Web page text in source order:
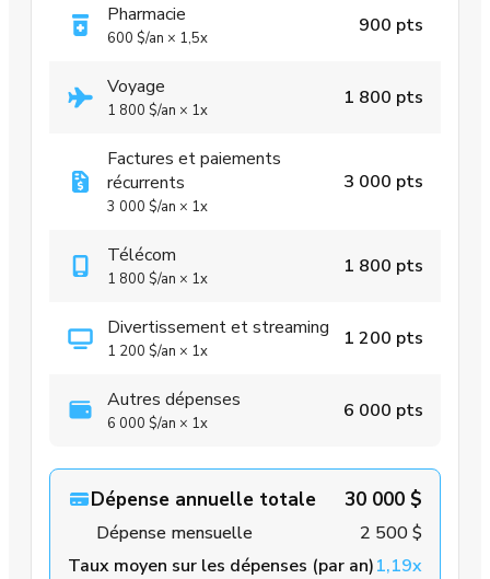
Pharmacie
600 $/an × 1,5x
900 pts
Voyage
1 800 $/an × 1x
1 800 pts
Factures et paiements
récurrents
3 000 $/an × 1x
3 000 pts
Télécom
1 800 $/an × 1x
1 800 pts
Divertissement et streaming
1 200 $/an × 1x
1 200 pts
Autres dépenses
6 000 $/an × 1x
6 000 pts
Dépense annuelle totale 30 000 $
Dépense mensuelle
2 500 $
Taux moyen sur les dépenses (par an)1,19x